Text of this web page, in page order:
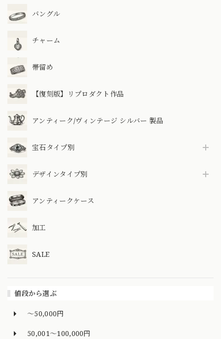
バングル
チャーム
帯留め
【復刻版】リプロダクト作品
アンティーク/ヴィンテージ シルバー 製品
宝石タイプ別
デザインタイプ別
アンティークケース
加工
SALE
値段から選ぶ
～50,000円
50,001～100,000円